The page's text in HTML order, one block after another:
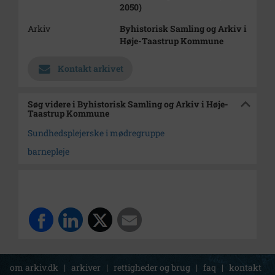
2050)
Arkiv
Byhistorisk Samling og Arkiv i
Høje-Taastrup Kommune
Kontakt arkivet
Søg videre i Byhistorisk Samling og Arkiv i Høje-
Taastrup Kommune
Sundhedsplejerske i mødregruppe
barnepleje
om arkiv.dk | arkiver | rettigheder og brug | faq | kontakt